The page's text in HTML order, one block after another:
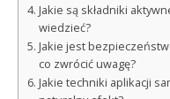
Jakie są składniki
wiedzieć?
Jakie jest
co zwrócić uwagę?
Jakie techniki aplikacji